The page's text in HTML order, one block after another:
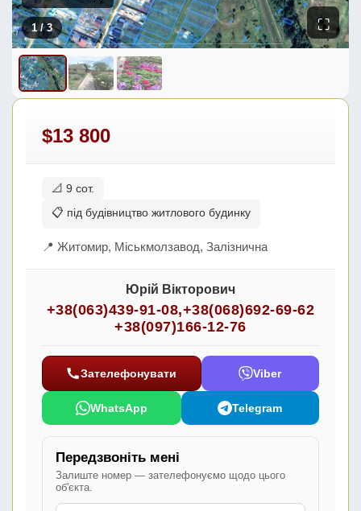
1/ 3 ⛶
$13 800
📐 9 сот.
📋 під будівництво житлового будинку
📍 Житомир, Міськмолзавод, Залізнична
Юрій Вікторович
+38(063)439-91-08,+38(068)692-69-62
+38(097)166-12-76
Зателефонувати Viber
WhatsApp Telegram
Передзвоніть мені
Залиште номер — зателефонуємо щодо цього
об'єкта.